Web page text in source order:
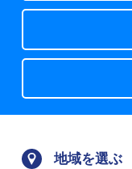
地域を選ぶ